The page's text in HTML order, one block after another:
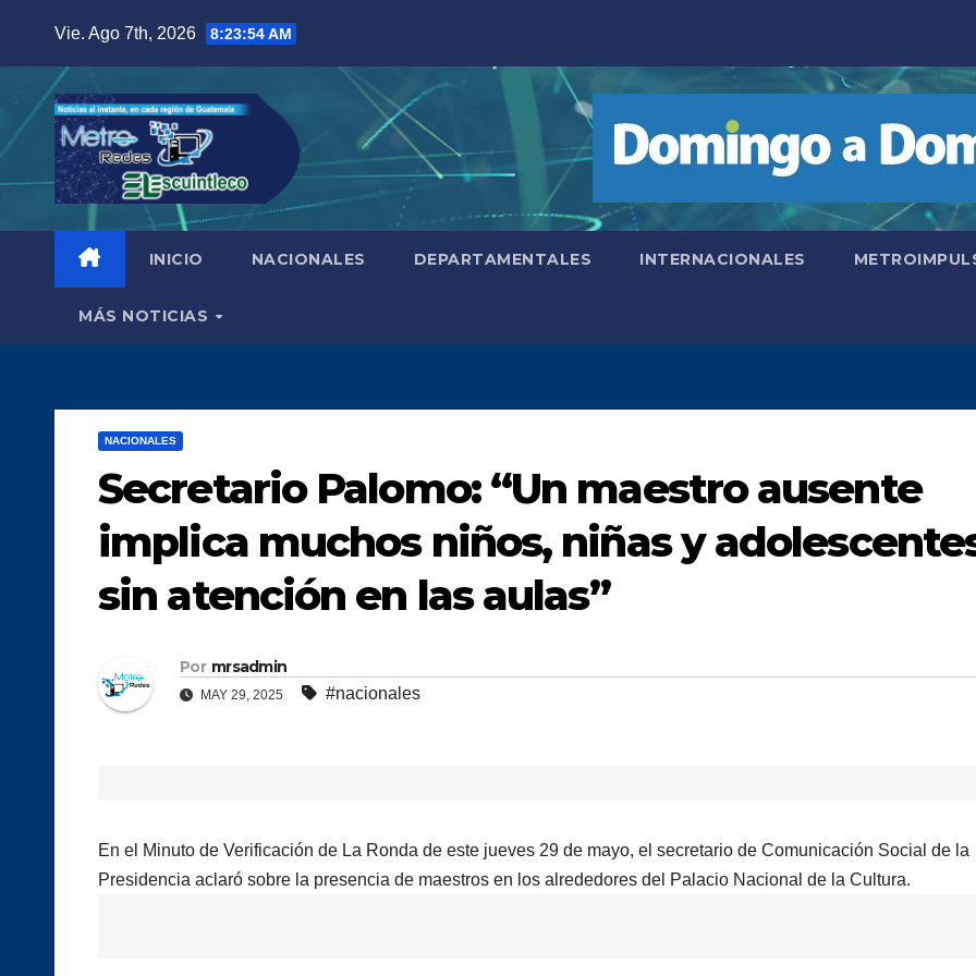
contenido
Vie. Ago 7th, 2026 8:23:55 AM
INICIO NACIONALES DEPARTAMENTALES INTERNACIONALES
MÁS NOTICIAS
NACIONALES
Secretario Palomo: “Un maestro ausente
implica muchos niños, niñas y
sin atención en las aulas”
Por mrsadmin
MAY 29, 2025 #nacionales
En el Minuto de Verificación de La Ronda de este jueves 29 de mayo, el secretario de Comunicación Social de la
Presidencia aclaró sobre la presencia de maestros en los alrededores del Palacio Nacional de la Cultura.